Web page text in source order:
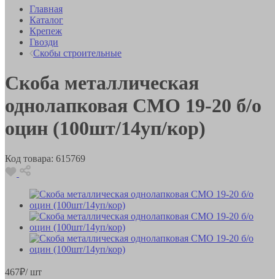
Главная
Каталог
Крепеж
Гвозди
Скобы строительные
Скоба металлическая
однолапковая СМО 19-20 б/о
оцин (100шт/14уп/кор)
Код товара: 615769
467₽/ шт